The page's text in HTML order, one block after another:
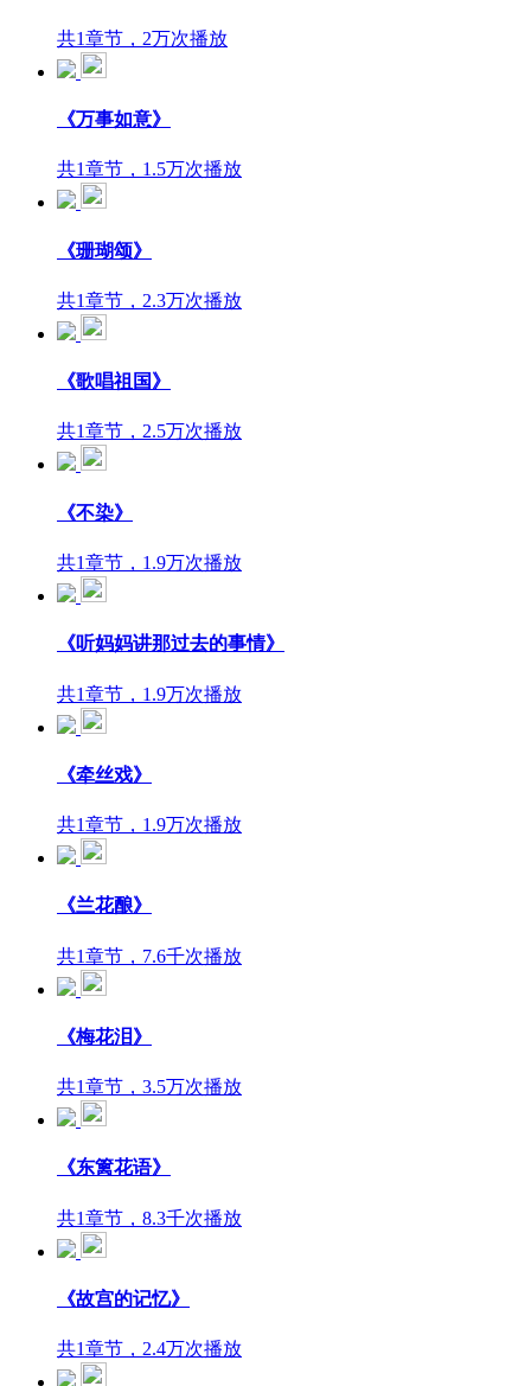
共1章节，2万次播放
《万事如意》
共1章节，1.5万次播放
《珊瑚颂》
共1章节，2.3万次播放
《歌唱祖国》
共1章节，2.5万次播放
《不染》
共1章节，1.9万次播放
《听妈妈讲那过去的事情》
共1章节，1.9万次播放
《牵丝戏》
共1章节，1.9万次播放
《兰花酿》
共1章节，7.6千次播放
《梅花泪》
共1章节，3.5万次播放
《东篱花语》
共1章节，8.3千次播放
《故宫的记忆》
共1章节，2.4万次播放